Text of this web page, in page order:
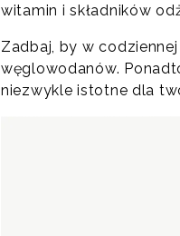
witamin i składników
Zadbaj, by w
węglowodanów.
niezwykle istotne dla